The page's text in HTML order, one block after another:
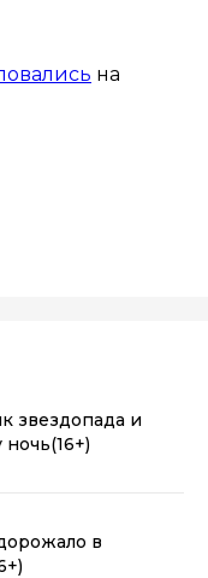
на
звездопада и
ночь(16+)
в